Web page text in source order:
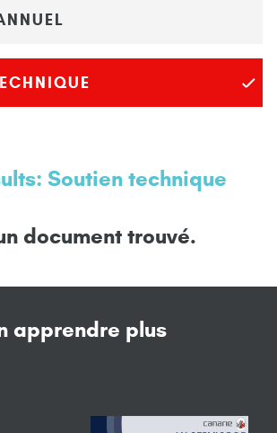
Soutien technique
document trouvé.
apprendre plus